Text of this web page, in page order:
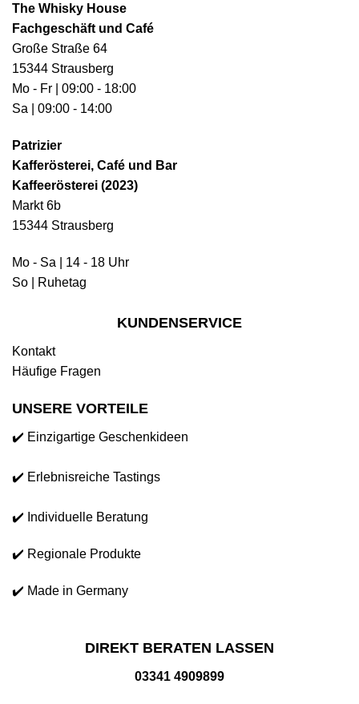
The Whisky House
Fachgeschäft und Café
Große Straße 64
15344 Strausberg
Mo - Fr | 09:00 - 18:00
Sa | 09:00 - 14:00
Patrizier
Kafferösterei, Café und Bar
Kaffeerösterei (2023)
Markt 6b
15344 Strausberg
Mo - Sa | 14 - 18 Uhr
So | Ruhetag
KUNDENSERVICE
Kontakt
Häufige Fragen
UNSERE VORTEILE
✔️ Einzigartige Geschenkideen
✔️ Erlebnisreiche Tastings
✔️ Individuelle Beratung
✔️ Regionale Produkte
✔️ Made in Germany
DIREKT BERATEN LASSEN
03341 4909899